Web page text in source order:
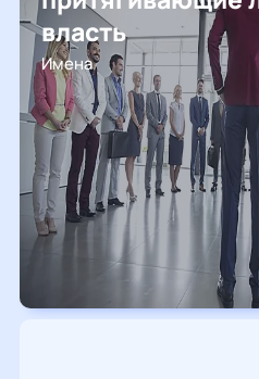
власть
Имена